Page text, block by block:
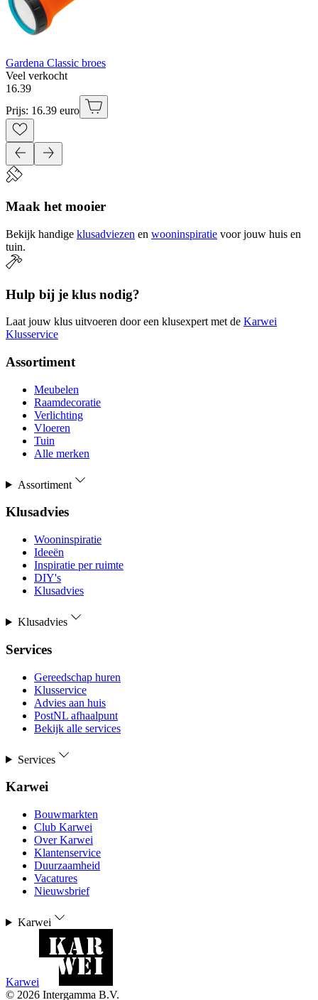
Gardena Classic broes
Veel verkocht
16.39
Prijs: 16.39 euro
Maak het mooier
Bekijk handige klusadviezen en wooninspiratie voor jouw huis en
tuin.
Hulp bij je klus nodig?
Laat jouw klus uitvoeren door een klusexpert met de Karwei
Klusservice
Assortiment
Meubelen
Raamdecoratie
Verlichting
Vloeren
Tuin
Alle merken
Assortiment
Klusadvies
Wooninspiratie
Ideeën
Inspiratie per ruimte
DIY's
Klusadvies
Klusadvies
Services
Gereedschap huren
Klusservice
Advies aan huis
PostNL afhaalpunt
Bekijk alle services
Services
Karwei
Bouwmarkten
Club Karwei
Over Karwei
Klantenservice
Duurzaamheid
Vacatures
Nieuwsbrief
Karwei
Karwei
© 2026 Intergamma B.V.